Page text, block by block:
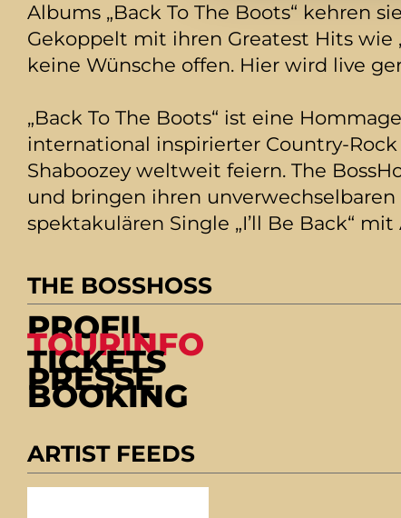
Albums „Back To The Boots“ kehren
Gekoppelt mit ihren Greatest Hits wie
keine Wünsche offen. Hier wird live
„Back To The Boots“ ist eine
international inspirierter Country-
Shaboozey weltweit feiern. The
und bringen ihren
spektakulären Single „I’ll Be Back“
THE BOSSHOSS
PROFIL
TOURINFO
TICKETS
PRESSE
BOOKING
ARTIST FEEDS